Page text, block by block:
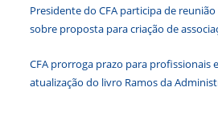
Presidente do CFA participa de
sobre proposta para criação de
CFA prorroga prazo para profissionais
atualização do livro Ramos da